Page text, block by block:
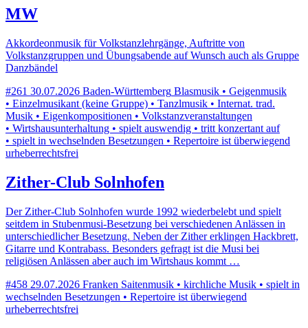
MW
Akkordeonmusik für Volkstanzlehrgänge, Auftritte von
Volkstanzgruppen und Übungsabende auf Wunsch auch als Gruppe
Danzbändel
#261 30.07.2026 Baden-Württemberg Blasmusik • Geigenmusik
• Einzelmusikant (keine Gruppe) • Tanzlmusik • Internat. trad.
Musik • Eigenkompositionen • Volkstanzveranstaltungen
• Wirtshausunterhaltung • spielt auswendig • tritt konzertant auf
• spielt in wechselnden Besetzungen • Repertoire ist überwiegend
urheberrechtsfrei
Zither-Club Solnhofen
Der Zither-Club Solnhofen wurde 1992 wiederbelebt und spielt
seitdem in Stubenmusi-Besetzung bei verschiedenen Anlässen in
unterschiedlicher Besetzung. Neben der Zither erklingen Hackbrett,
Gitarre und Kontrabass. Besonders gefragt ist die Musi bei
religiösen Anlässen aber auch im Wirtshaus kommt …
#458 29.07.2026 Franken Saitenmusik • kirchliche Musik • spielt in
wechselnden Besetzungen • Repertoire ist überwiegend
urheberrechtsfrei